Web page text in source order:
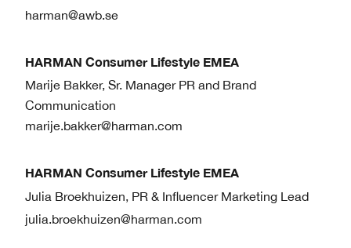
harman@awb.se
HARMAN Consumer Lifestyle EMEA
Marije Bakker, Sr. Manager PR and Brand
Communication
marije.bakker@harman.com
HARMAN Consumer Lifestyle EMEA
Julia Broekhuizen, PR & Influencer Marketing Lead
julia.broekhuizen@harman.com